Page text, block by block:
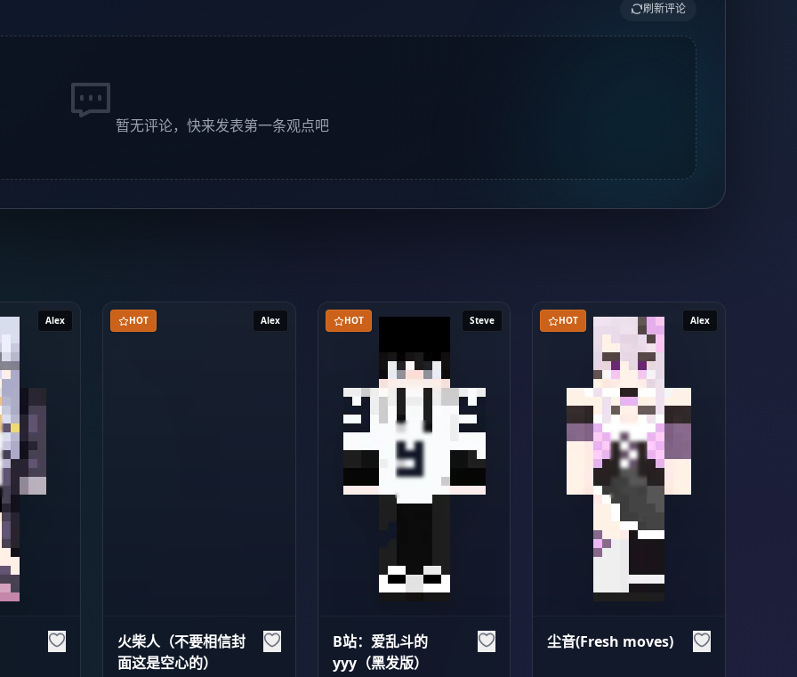
刷新评论
暂无评论，快来发表第一条观点吧
Alex Alex
HOT
火柴人（不要相信封
面这是空心的）
Steve
HOT
B站：爱乱斗的
yyy（黑发版）
Alex
HOT
尘音(Fresh moves)